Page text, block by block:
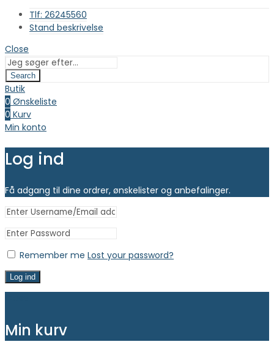
Tlf: 26245560
Stand beskrivelse
Close
Search
Butik
0 Ønskeliste
0 Kurv
Min konto
Log ind
Få adgang til dine ordrer, ønskelister og anbefalinger.
Remember me Lost your password?
Log ind
Min kurv